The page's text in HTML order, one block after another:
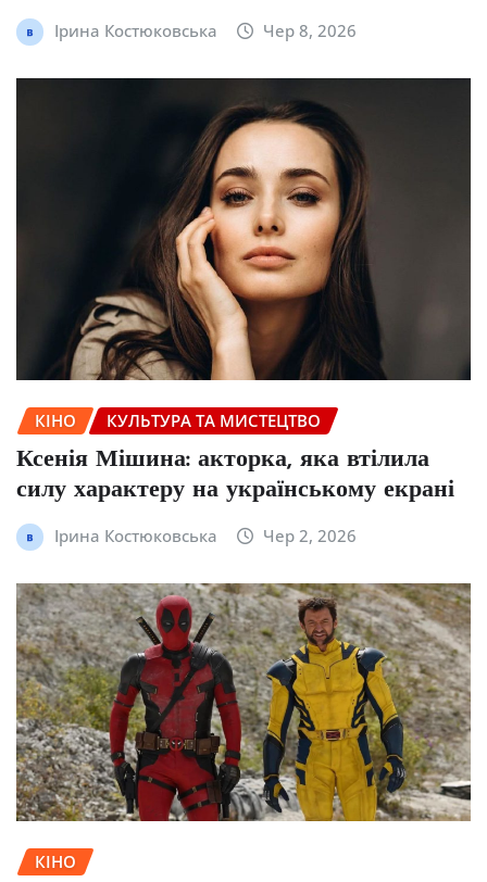
Ірина Костюковська Чер 8, 2026
КІНО КУЛЬТУРА ТА МИСТЕЦТВО
Ксенія Мішина: акторка, яка втілила
силу характеру на українському екрані
Ірина Костюковська Чер 2, 2026
КІНО